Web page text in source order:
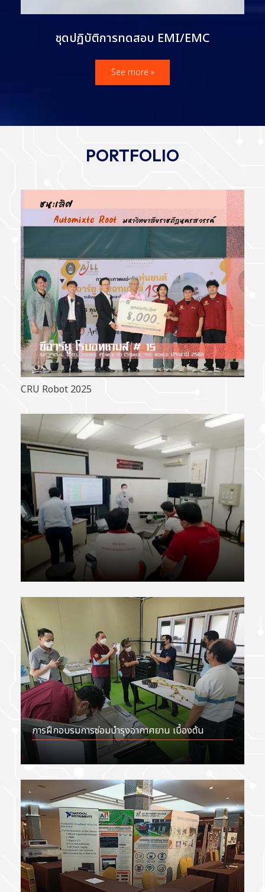
ชุดปฏิบัติการทดสอบ EMI/EMC
See more »
PORTFOLIO
CRU Robot 2025
การฝึกอบรมการซ่อมบำรุงอากาศยาน เบื้องต้น